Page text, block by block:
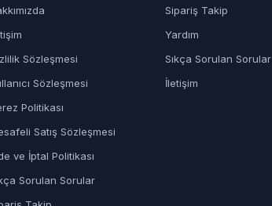
Sözleşmesi
Sözleşmesi
Politikası
Satış Sözleşmesi
ve İptal Politikası
Sorulan Sorular
Sipariş Takip
Yardım
Sıkça Sorulan Sorular
İletişim